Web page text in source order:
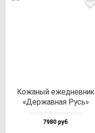
Кожа­ный ежед­нев­ник
«Дер­жав­ная Русь»
7980 руб